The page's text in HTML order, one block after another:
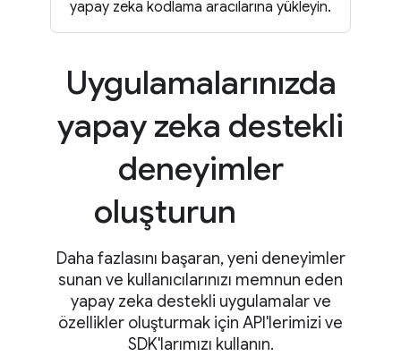
yapay zeka kodlama aracılarına yükleyin.
Uygulamalarınızda
yapay zeka destekli
deneyimler
oluşturun
Daha fazlasını başaran, yeni deneyimler
sunan ve kullanıcılarınızı memnun eden
yapay zeka destekli uygulamalar ve
özellikler oluşturmak için API'lerimizi ve
SDK'larımızı kullanın.